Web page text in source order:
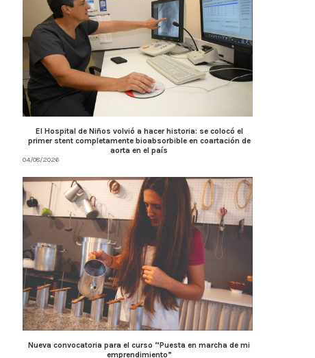
El Hospital de Niños volvió a hacer historia: se colocó el
primer stent completamente bioabsorbible en coartación de
aorta en el país
04/08/2026
Nueva convocatoria para el curso “Puesta en marcha de mi
emprendimiento”